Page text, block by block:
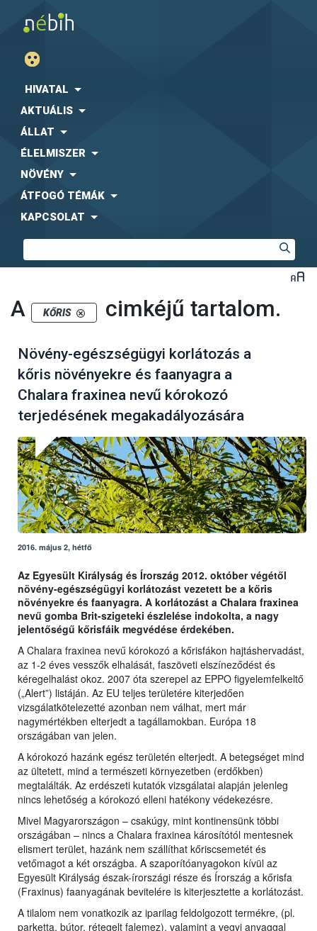
HIVATAL
AKTUÁLIS
ÁLLAT
ÉLELMISZER
NÖVÉNY
ÁTFOGÓ TÉMÁK
KAPCSOLAT
A KŐRIS cimkéjű tartalom.
Növény-egészségügyi korlátozás a
kőris növényekre és faanyagra a
Chalara fraxinea nevű kórokozó
terjedésének megakadályozására
2016. május 2, hétfő
Az Egyesült Királyság és Írország 2012. október végétől
növény-egészségügyi korlátozást vezetett be a kőris
növényekre és faanyagra. A korlátozást a Chalara fraxinea
nevű gomba Brit-szigeteki észlelése indokolta, a nagy
jelentőségű kőrisfáik megvédése érdekében.
A Chalara fraxinea nevű kórokozó a kőrisfákon hajtáshervadást,
az 1-2 éves vesszők elhalását, faszöveti elszíneződést és
kéregelhalást okoz. 2007 óta szerepel az EPPO figyelemfelkeltő
(„Alert”) listáján. Az EU teljes területére kiterjedően
vizsgálatkötelezetté azonban nem válhat, mert már
nagymértékben elterjedt a tagállamokban. Európa 18
országában van jelen.
A kórokozó hazánk egész területén elterjedt. A betegséget mind
az ültetett, mind a természeti környezetben (erdőkben)
megtalálták. Az erdészeti kutatók vizsgálatai alapján jelenleg
nincs lehetőség a kórokozó elleni hatékony védekezésre.
Mivel Magyarországon – csakúgy, mint kontinensünk többi
országában – nincs a Chalara fraxinea károsítótól mentesnek
elismert terület, hazánk nem szállíthat kőriscsemetét és
vetőmagot a két országba. A szaporítóanyagokon kívül az
Egyesült Királyság észak-írországi része és Írország a kőrisfa
(Fraxinus) faanyagának bevitelére is kiterjesztette a korlátozást.
A tilalom nem vonatkozik az iparilag feldolgozott termékre, (pl.
parketta, bútor, rétegelt falemez), valamint a vegyi anyaggal